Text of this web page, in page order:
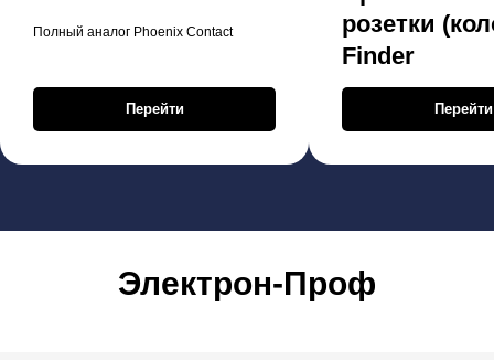
Полный аналог Phoenix Contact
Перейти
розетки
Finder
Перейти
Электрон-Проф